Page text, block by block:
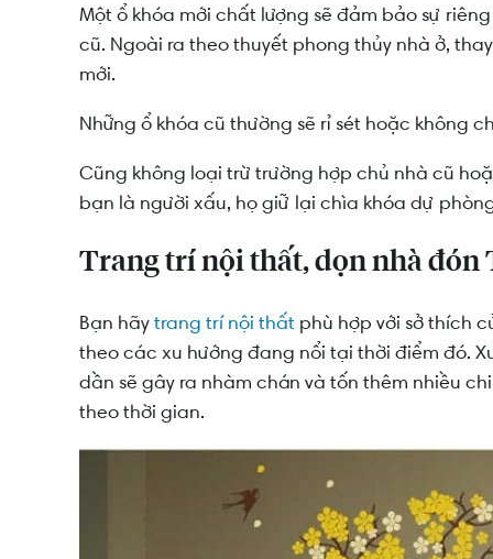
Một ổ khóa mới chất lượng sẽ đảm bảo sự
cũ. Ngoài ra theo thuyết phong thủy nhà ở,
mới.
Những ổ khóa cũ thường sẽ rỉ sét hoặc không
Cũng không loại trừ trường hợp chủ nhà cũ
bạn là người xấu, họ giữ lại chìa khóa dự
Trang trí nội thất, dọn nhà đón
Bạn hãytrang trí nội thất phù hợp với sở thích
theo các xu hướng đang nổi tại thời điểm đó.
dần sẽ gây ra nhàm chán và tốn thêm nhiều
theo thời gian.